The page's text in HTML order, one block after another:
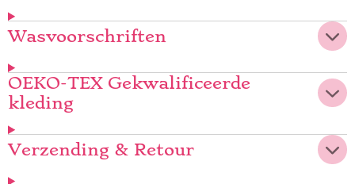
Wasvoorschriften
OEKO-TEX Gekwalificeerde
kleding
Verzending & Retour